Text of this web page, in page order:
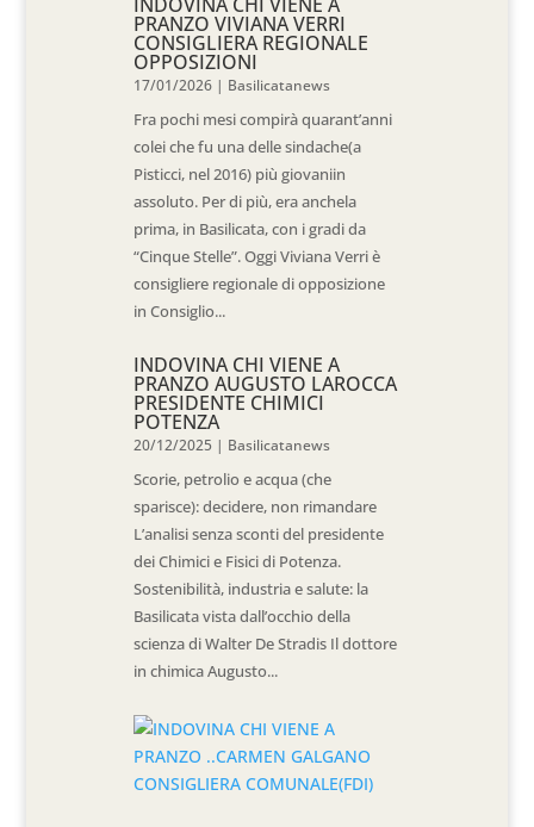
PRANZO VIVIANA VERRI
CONSIGLIERA REGIONALE
OPPOSIZIONI
17/01/2026 | Basilicatanews
Fra pochi mesi compirà quarant’anni
colei che fu una delle sindache(a
Pisticci, nel 2016) più giovaniin
assoluto. Per di più, era anchela
prima, in Basilicata, con i gradi da
“Cinque Stelle”. Oggi Viviana Verri è
consigliere regionale di opposizione
in Consiglio...
INDOVINA CHI VIENE A
PRANZO AUGUSTO LAROCCA
PRESIDENTE CHIMICI
POTENZA
20/12/2025 | Basilicatanews
Scorie, petrolio e acqua (che
sparisce): decidere, non rimandare
L’analisi senza sconti del presidente
dei Chimici e Fisici di Potenza.
Sostenibilità, industria e salute: la
Basilicata vista dall’occhio della
scienza di Walter De Stradis Il dottore
in chimica Augusto...